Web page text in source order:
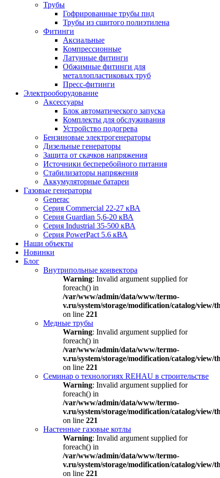
Трубы
Гофрированные трубы пнд
Трубы из сшитого полиэтилена
Фитинги
Аксиальные
Компрессионные
Латунные фитинги
Обжимные фитинги для
металлопластиковых труб
Пресс-фитинги
Электрооборудование
Аксессуары
Блок автоматического запуска
Комплекты для обслуживания
Устройство подогрева
Бензиновые электрогенераторы
Дизельные генераторы
Защита от скачков напряжения
Источники бесперебойного питания
Стабилизаторы напряжения
Аккумуляторные батареи
Газовые генераторы
Generac
Серия Commercial 22-27 кВА
Серия Guardian 5,6-20 кВА
Серия Industrial 35-500 кВА
Серия PowerPact 5.6 кВА
Наши объекты
Новинки
Блог
Внутрипольные конвектора
Warning: Invalid argument supplied for
foreach() in
/var/www/admin/data/www/termo-
v.ru/system/storage/modification/catalog/view/
on line 221
Медные трубы
Warning: Invalid argument supplied for
foreach() in
/var/www/admin/data/www/termo-
v.ru/system/storage/modification/catalog/view/
on line 221
Семинар о технологиях REHAU в строительстве
Warning: Invalid argument supplied for
foreach() in
/var/www/admin/data/www/termo-
v.ru/system/storage/modification/catalog/view/
on line 221
Настенные газовые котлы
Warning: Invalid argument supplied for
foreach() in
/var/www/admin/data/www/termo-
v.ru/system/storage/modification/catalog/view/
on line 221